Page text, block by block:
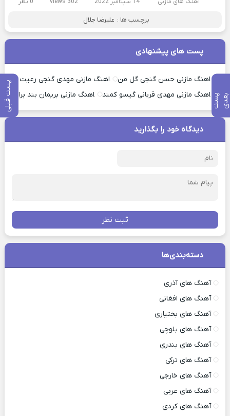
پ
س
ت
ب
ع
د ی پست قبلی
آهنگ های مازنی 14 سپتامبر 2022 302 views 0 نظر
برچسب ها : علیرضا جلال
پست های پیشنهادی
اهنگ مازنی حسن گنجی گل من
اهنگ مازنی مهدی گنجی رعیت
اهنگ مازنی مهدی قربانی گیسو کمند
اهنگ مازنی بریمان بند برار
دیدگاه خود را بگذارید
ثبت نظر
دسته‌بندی‌ها
آهنگ های آذری
آهنگ های افغانی
آهنگ های بختیاری
آهنگ های بلوچی
آهنگ های بندری
آهنگ های ترکی
آهنگ های خارجی
آهنگ های عربی
آهنگ های کردی